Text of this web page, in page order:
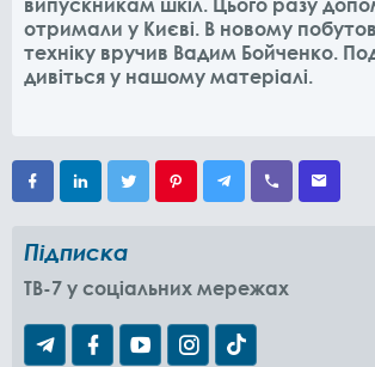
отримали у Києві. В новому
техніку вручив Вадим Бойченко.
дивіться у нашому матеріалі.
Підписка
TB-7 у соціальних мережах